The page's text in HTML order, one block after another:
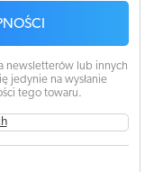
newsletterów lub innych
jedynie na wysłanie
tego towaru.